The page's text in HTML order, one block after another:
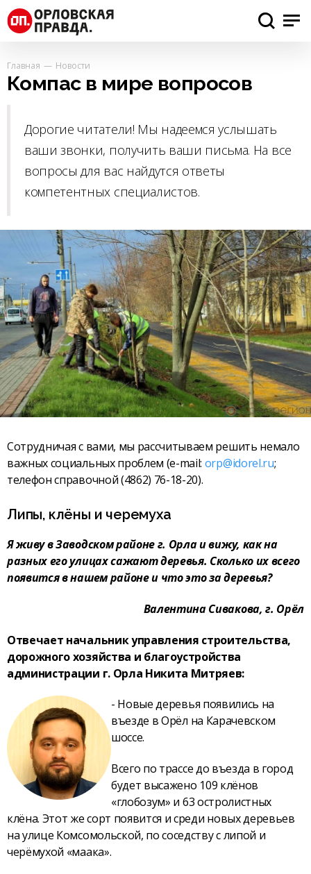
Главная Новости
Компас в мире вопросов
Дорогие читатели! Мы надеемся услышать
ваши звонки, получить ваши письма. На все
вопросы для вас найдутся ответы
компетентных специалистов.
Сотрудничая с вами, мы рассчитываем решить немало
важных социальных проблем (e-mail: orp@idorel.ru;
телефон справочной (4862) 76-18-20).
Липы, клёны и черемуха
Я живу в Заводском районе г. Орла и вижу, как на
разных его улицах сажают деревья. Сколько их всего
появится в нашем районе и что это за деревья?
Валентина Сивакова, г. Орёл
Отвечает начальник управления строительства,
дорожного хозяйства и благоустройства
администрации г. Орла Никита Митряев:
- Новые деревья появились на
въезде в Орёл на Карачевском
шоссе.
Всего по трассе до въезда в город
будет высажено 109 клёнов
«глобозум» и 63 остролистных
клёна. Этот же сорт появится и среди новых деревьев
на улице Комсомольской, по соседству с липой и
черёмухой «маака».